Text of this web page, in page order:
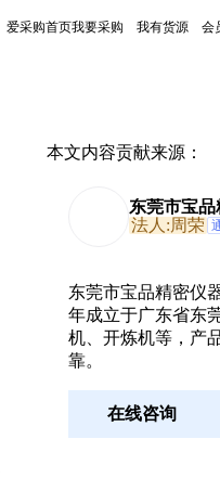
爱采购首页我要采购 我有货源 会
本文内容贡献来源：
东莞市宝品
法人:周荣
东莞市宝品精密仪
年成立于广东省东
机、开炼机等，产
靠。
在线咨询